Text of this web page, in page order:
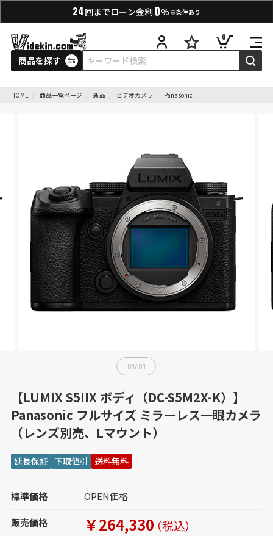
24 回までローン金利 0% ※条件あり
商品を探す
0
HOME 商品一覧ページ 新品 ビデオカメラ Panasonic
01/01
【LUMIX S5IIX ボディ（DC-S5M2X-K）】
Panasonic フルサイズ ミラーレス一眼カメラ
（レンズ別売、Lマウント）
延長保証 下取値引 送料無料
標準価格 OPEN価格
販売価格 ￥264,330 （税込）